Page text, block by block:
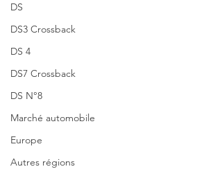
DS
DS3 Crossback
DS 4
DS7 Crossback
DS N°8
Marché automobile
Europe
Autres régions